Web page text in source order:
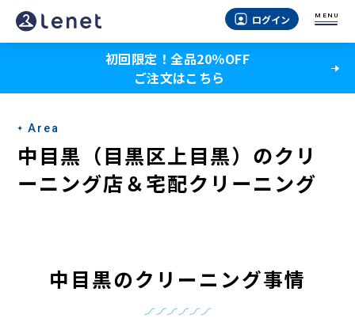
中
目
（目
黒
区
上
ログイン MENU
初回限定！全品20％OFF
ご注文はこちら
Area
中目黒（目黒区上目黒）のクリ
ーニング店＆宅配クリーニング
中目黒のクリーニング事情